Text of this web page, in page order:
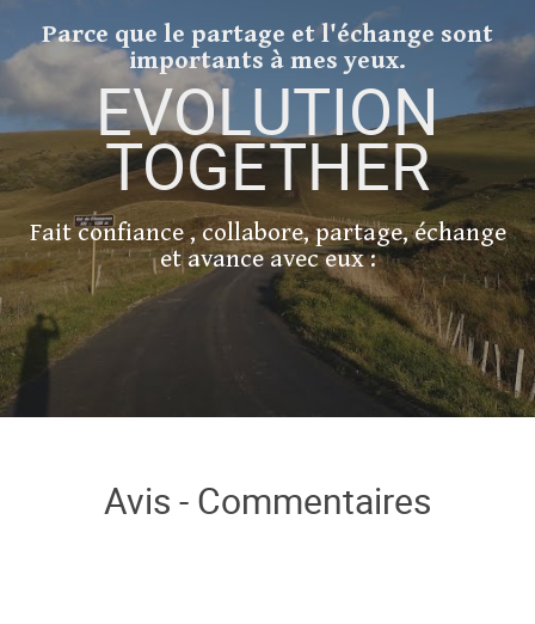
Handicap & Inclusion
Bilan de compétences et VAE
Méthodes RGT
Contact
Parce que le partage et l'échange sont
importants à mes yeux.
EVOLUTION
TOGETHER
Fait confiance , collabore, partage, échange
et avance avec eux :
Avis - Commentaires